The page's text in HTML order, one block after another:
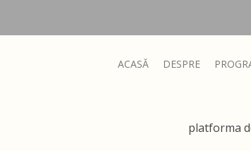
ACASĂ DESPRE
platforma